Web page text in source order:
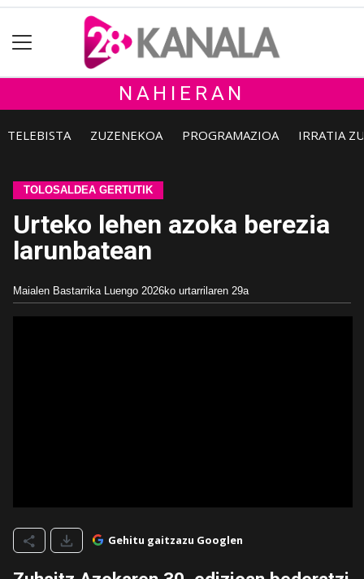
NAHIERAN
TELEBISTA ZUZENEKOA PROGRAMAZIOA IRRATIA
TOLOSALDEA GERTUTIK
Urteko lehen azoka berezia
larunbatean
Maialen Bastarrika Luengo 2026ko urtarrilaren 29a
Gehitu gaitzazu Googlen